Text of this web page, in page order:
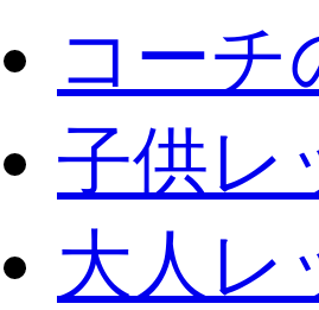
コーチ
子供レ
大人レ